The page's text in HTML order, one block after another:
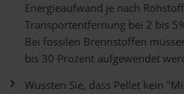
Energieaufwand je nach
Transportentfernung bei 2 bis
Bei fossilen Brennstoffen
bis 30 Prozent aufgewendet
Wussten Sie, dass Pellet kein